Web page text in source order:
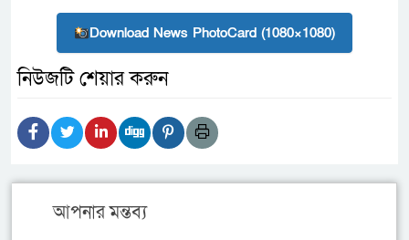
Download News PhotoCard (1080×1080)
নিউজটি শেয়ার করুন
আপনার মন্তব্য